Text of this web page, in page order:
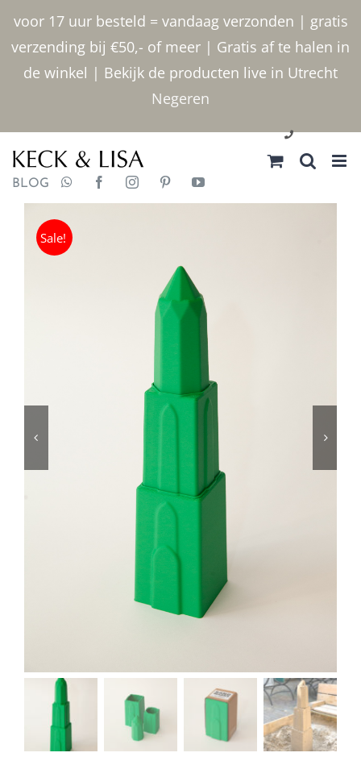
voor 17 uur besteld = vandaag verzonden | gratis
verzending bij €50,- of meer | Gratis af te halen in
de winkel | Bekijk de producten live in Utrecht
Negeren
inhoud
030 2400000
BLOG
Sale!